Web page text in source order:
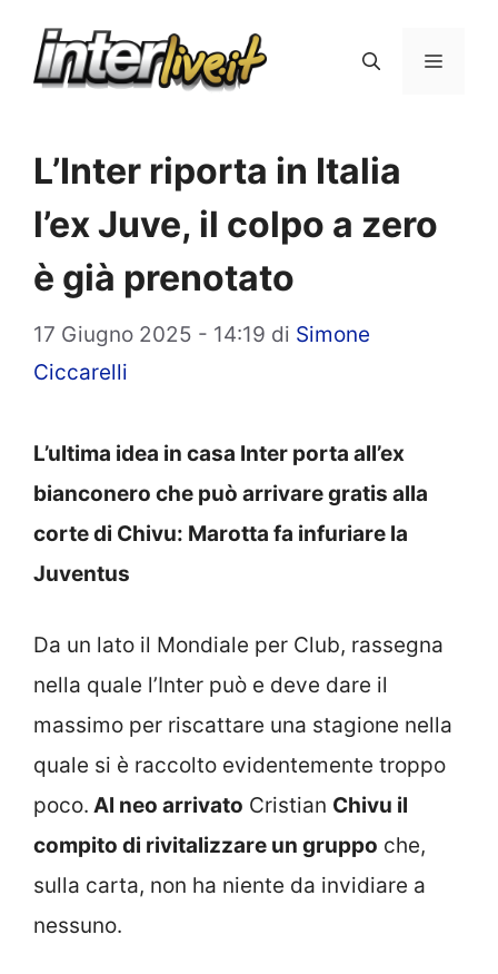
Menu
L’Inter riporta in Italia
l’ex Juve, il colpo a zero
è già prenotato
17 Giugno 2025 - 14:19 di Simone
Ciccarelli
L’ultima idea in casa Inter porta all’ex
bianconero che può arrivare gratis alla
corte di Chivu: Marotta fa infuriare la
Juventus
Da un lato il Mondiale per Club, rassegna
nella quale l’Inter può e deve dare il
massimo per riscattare una stagione nella
quale si è raccolto evidentemente troppo
poco. Al neo arrivato Cristian Chivu il
compito di rivitalizzare un gruppo che,
sulla carta, non ha niente da invidiare a
nessuno.